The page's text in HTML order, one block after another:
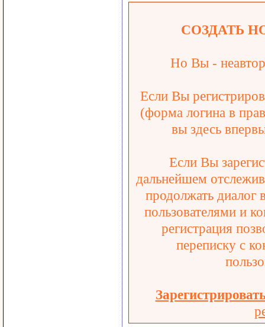
СОЗДАТЬ
Но Вы -
Если Вы
(форма логина в
вы здесь
Если Вы
дальнейшем
продолжать диалог
пользователями и
регистрация
переписку с